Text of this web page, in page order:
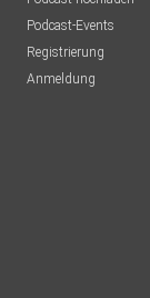
Podcast-Events
Registrierung
Anmeldung